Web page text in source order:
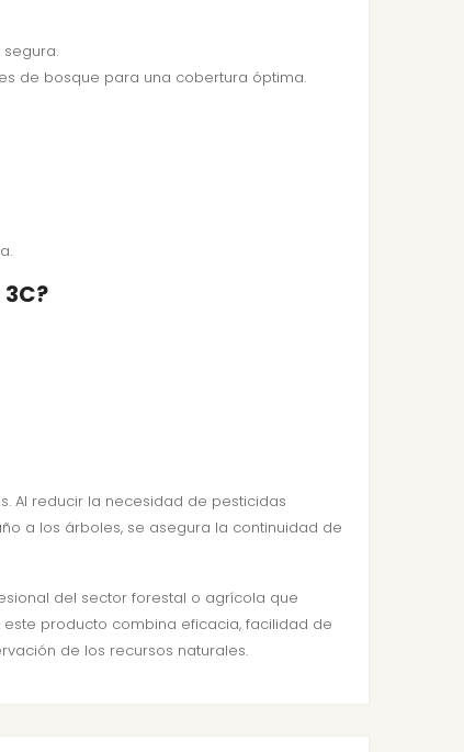
de bosque para una cobertura óptima.
Al reducir la necesidad de pesticidas
a los árboles, se asegura la continuidad de
del sector forestal o agrícola que
producto combina eficacia, facilidad de
de los recursos naturales.